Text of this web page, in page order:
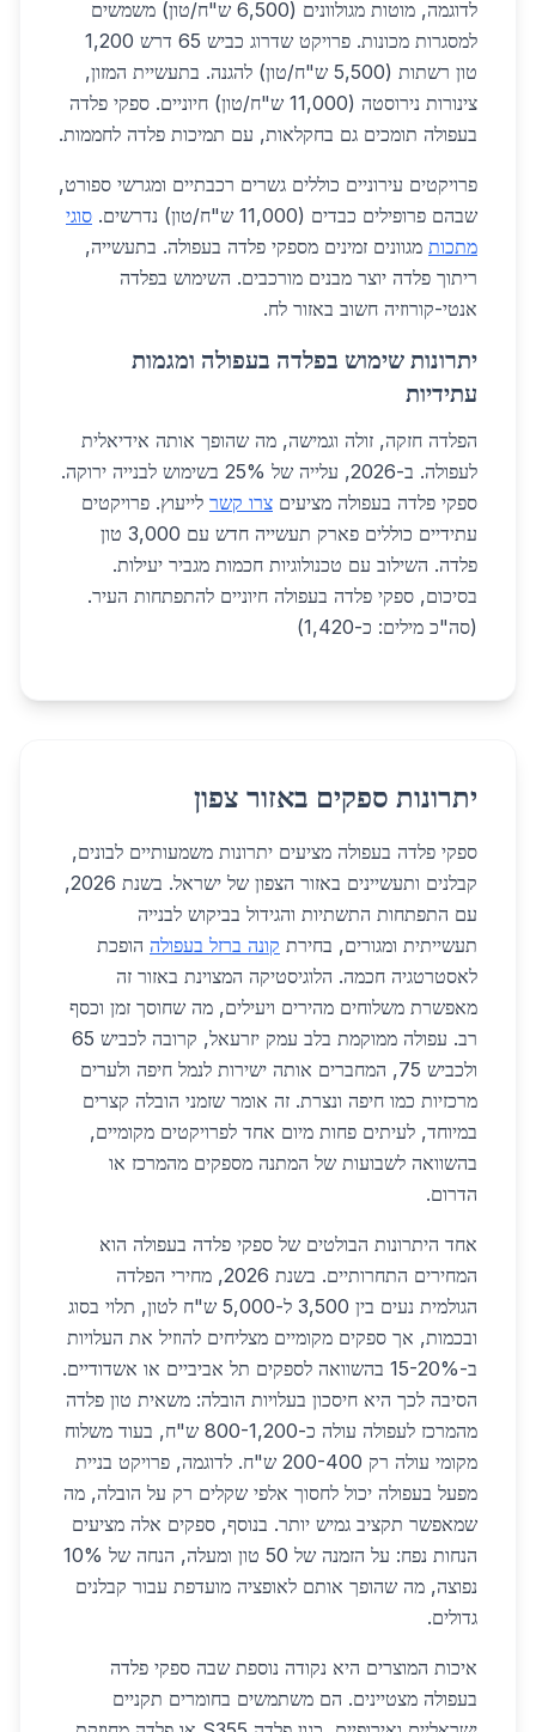
לדוגמה, מוטות מגולוונים (6,500 ש"ח/טון) משמשים
למסגרות מכונות. פרויקט שדרוג כביש 65 דרש 1,200
טון רשתות (5,500 ש"ח/טון) להגנה. בתעשיית המזון,
צינורות נירוסטה (11,000 ש"ח/טון) חיוניים. ספקי פלדה
בעפולה תומכים גם בחקלאות, עם תמיכות פלדה לחממות.
פרויקטים עירוניים כוללים גשרים רכבתיים ומגרשי ספורט,
שבהם פרופילים כבדים (11,000 ש"ח/טון) נדרשים.
סוגי
מתכות מגוונים זמינים מספקי פלדה בעפולה. בתעשייה,
ריתוך פלדה יוצר מבנים מורכבים. השימוש בפלדה
אנטי-קורוזיה חשוב באזור לח.
יתרונות שימוש בפלדה בעפולה ומגמות
עתידיות
הפלדה חזקה, זולה וגמישה, מה שהופך אותה אידיאלית
לעפולה. ב-2026, עלייה של 25% בשימוש לבנייה ירוקה.
ספקי פלדה בעפולה מציעים צרו קשר לייעוץ. פרויקטים
עתידיים כוללים פארק תעשייה חדש עם 3,000 טון
פלדה. השילוב עם טכנולוגיות חכמות מגביר יעילות.
בסיכום, ספקי פלדה בעפולה חיוניים להתפתחות העיר.
(סה"כ מילים: כ-1,420)
יתרונות ספקים באזור צפון
ספקי פלדה בעפולה מציעים יתרונות משמעותיים לבונים,
קבלנים ותעשיינים באזור הצפון של ישראל. בשנת 2026,
עם התפתחות התשתיות והגידול בביקוש לבנייה
תעשייתית ומגורים, בחירת קונה ברזל בעפולה הופכת
לאסטרטגיה חכמה. הלוגיסטיקה המצוינת באזור זה
מאפשרת משלוחים מהירים ויעילים, מה שחוסך זמן וכסף
רב. עפולה ממוקמת בלב עמק יזרעאל, קרובה לכביש 65
ולכביש 75, המחברים אותה ישירות לנמל חיפה ולערים
מרכזיות כמו חיפה ונצרת. זה אומר שזמני הובלה קצרים
במיוחד, לעיתים פחות מיום אחד לפרויקטים מקומיים,
בהשוואה לשבועות של המתנה מספקים מהמרכז או
הדרום.
אחד היתרונות הבולטים של ספקי פלדה בעפולה הוא
המחירים התחרותיים. בשנת 2026, מחירי הפלדה
הגולמית נעים בין 3,500 ל-5,000 ש"ח לטון, תלוי בסוג
ובכמות, אך ספקים מקומיים מצליחים להוזיל את העלויות
ב-15-20% בהשוואה לספקים תל אביביים או אשדודיים.
הסיבה לכך היא חיסכון בעלויות הובלה: משאית טון פלדה
מהמרכז לעפולה עולה כ-800-1,200 ש"ח, בעוד משלוח
מקומי עולה רק 200-400 ש"ח. לדוגמה, פרויקט בניית
מפעל בעפולה יכול לחסוך אלפי שקלים רק על הובלה, מה
שמאפשר תקציב גמיש יותר. בנוסף, ספקים אלה מציעים
הנחות נפח: על הזמנה של 50 טון ומעלה, הנחה של 10%
נפוצה, מה שהופך אותם לאופציה מועדפת עבור קבלנים
גדולים.
איכות המוצרים היא נקודה נוספת שבה ספקי פלדה
בעפולה מצטיינים. הם משתמשים בחומרים תקניים